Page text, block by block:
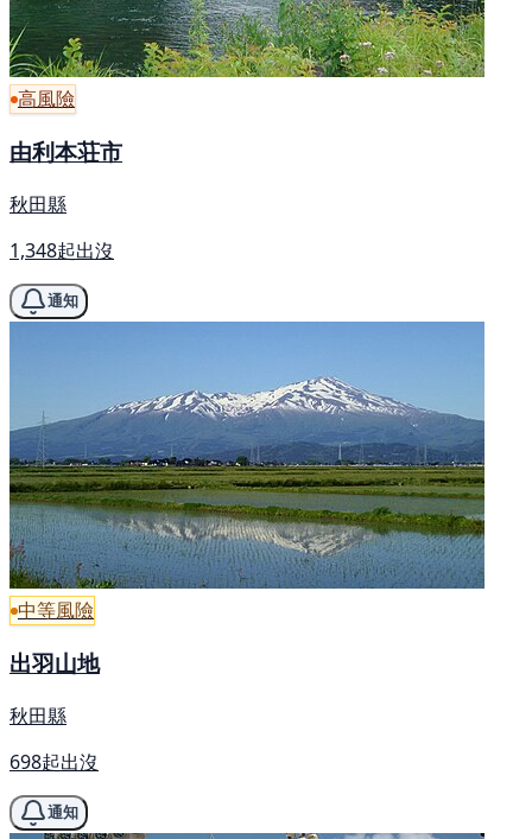
高風險
由利本荘市
秋田縣
1,348起出沒
通知
中等風險
出羽山地
秋田縣
698起出沒
通知